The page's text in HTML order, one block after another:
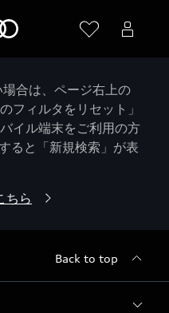
合は、ページ右上の
フィルタをリセット」
イル端末をご利用の方
ると「新規検索」が表
ちら
Back to top